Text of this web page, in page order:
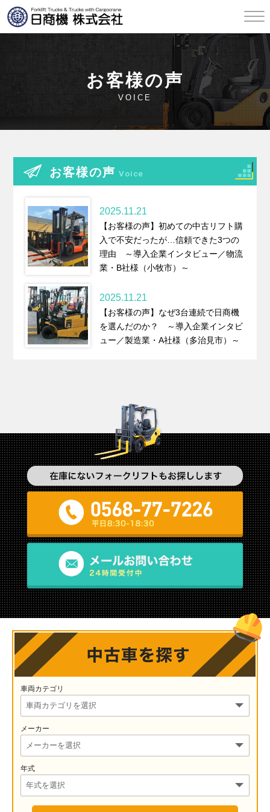
お客様の声
VOICE
お客様の声 Voice
2025.11.21
【お客様の声】初めての中古リフト購
入で不安だったが…信頼できた3つの
理由 ～導入企業インタビュー／物流
業・B社様（小牧市）～
2025.11.21
【お客様の声】なぜ3台連続で日商機
を選んだのか？ ～導入企業インタビ
ュー／製造業・A社様（多治見市）～
車両カテゴリ
メーカー
年式